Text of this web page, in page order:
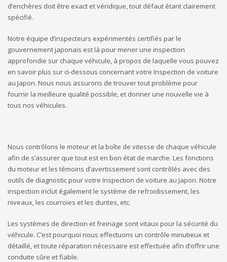
d’enchères doit être exact et véridique, tout défaut étant clairement
spécifié.
Notre équipe d’inspecteurs expérimentés certifiés par le
gouvernement japonais est là pour mener une inspection
approfondie sur chaque véhicule, à propos de laquelle vous pouvez
en savoir plus sur ci-dessous concernant votre Inspection de voiture
au Japon. Nous nous assurons de trouver tout problème pour
fournir la meilleure qualité possible, et donner une nouvelle vie à
tous nos véhicules.
Nous contrôlons le moteur et la boîte de vitesse de chaque véhicule
afin de s’assurer que tout est en bon état de marche. Les fonctions
du moteur et les témoins d’avertissement sont contrôlés avec des
outils de diagnostic pour votre Inspection de voiture au Japon. Notre
inspection inclut également le système de refroidissement, les
niveaux, les courroies et les durites, etc.
Les systèmes de direction et freinage sont vitaux pour la sécurité du
véhicule. C’est pourquoi nous effectuons un contrôle minutieux et
détaillé, et toute réparation nécessaire est effectuée afin d’offrir une
conduite sûre et fiable.